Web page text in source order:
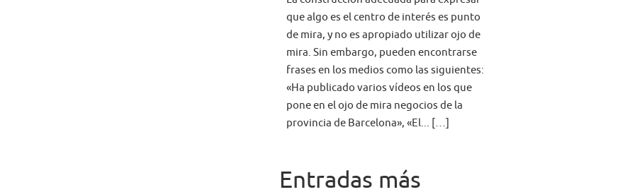
que algo es el centro de interés es punto
de mira, y no es apropiado utilizar ojo de
mira. Sin embargo, pueden encontrarse
frases en los medios como las siguientes:
«Ha publicado varios vídeos en los que
pone en el ojo de mira negocios de la
provincia de Barcelona», «El... […]
Entradas más